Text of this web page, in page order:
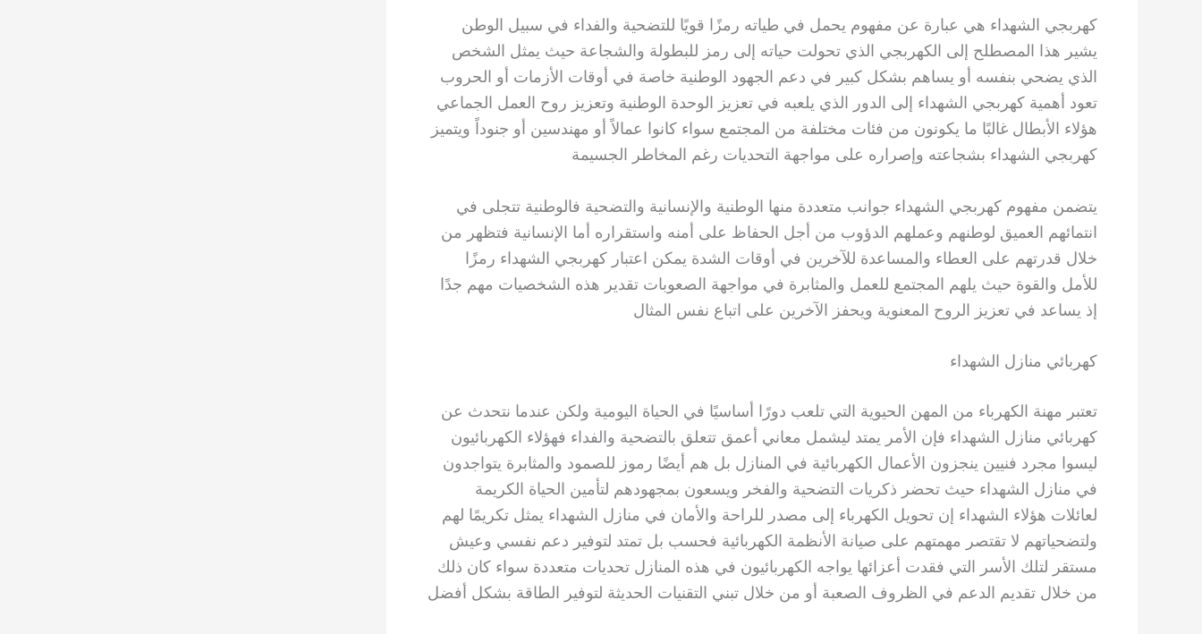
كهربجي الشهداء هي عبارة عن مفهوم يحمل في طياته رمزًا قويًا للتضحية والفداء في سبيل الوطن
يشير هذا المصطلح إلى الكهربجي الذي تحولت حياته إلى رمز للبطولة والشجاعة حيث يمثل الشخص
الذي يضحي بنفسه أو يساهم بشكل كبير في دعم الجهود الوطنية خاصة في أوقات الأزمات أو الحروب
تعود أهمية كهربجي الشهداء إلى الدور الذي يلعبه في تعزيز الوحدة الوطنية وتعزيز روح العمل الجماعي
هؤلاء الأبطال غالبًا ما يكونون من فئات مختلفة من المجتمع سواء كانوا عمالاً أو مهندسين أو جنوداً ويتميز
كهربجي الشهداء بشجاعته وإصراره على مواجهة التحديات رغم المخاطر الجسيمة
يتضمن مفهوم كهربجي الشهداء جوانب متعددة منها الوطنية والإنسانية والتضحية فالوطنية تتجلى في
انتمائهم العميق لوطنهم وعملهم الدؤوب من أجل الحفاظ على أمنه واستقراره أما الإنسانية فتظهر من
خلال قدرتهم على العطاء والمساعدة للآخرين في أوقات الشدة يمكن اعتبار كهربجي الشهداء رمزًا
للأمل والقوة حيث يلهم المجتمع للعمل والمثابرة في مواجهة الصعوبات تقدير هذه الشخصيات مهم جدًا
إذ يساعد في تعزيز الروح المعنوية ويحفز الآخرين على اتباع نفس المثال
كهربائي منازل الشهداء
تعتبر مهنة الكهرباء من المهن الحيوية التي تلعب دورًا أساسيًا في الحياة اليومية ولكن عندما نتحدث عن
كهربائي منازل الشهداء فإن الأمر يمتد ليشمل معاني أعمق تتعلق بالتضحية والفداء فهؤلاء الكهربائيون
ليسوا مجرد فنيين ينجزون الأعمال الكهربائية في المنازل بل هم أيضًا رموز للصمود والمثابرة يتواجدون
في منازل الشهداء حيث تحضر ذكريات التضحية والفخر ويسعون بمجهودهم لتأمين الحياة الكريمة
لعائلات هؤلاء الشهداء إن تحويل الكهرباء إلى مصدر للراحة والأمان في منازل الشهداء يمثل تكريمًا لهم
ولتضحياتهم لا تقتصر مهمتهم على صيانة الأنظمة الكهربائية فحسب بل تمتد لتوفير دعم نفسي وعيش
مستقر لتلك الأسر التي فقدت أعزائها يواجه الكهربائيون في هذه المنازل تحديات متعددة سواء كان ذلك
من خلال تقديم الدعم في الظروف الصعبة أو من خلال تبني التقنيات الحديثة لتوفير الطاقة بشكل أفضل